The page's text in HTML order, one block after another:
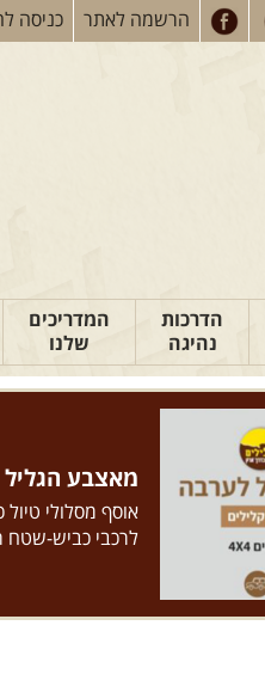
הרשמה לאתר כניסה
הדרכות
נהיגה
המדריכים
שלנו
מאצבע הגליל לערבה: 23
אוסף מסלולי
לרכבי כביש-שטח